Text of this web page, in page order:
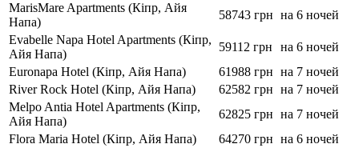
MarisMare Apartments (Кіпр, Айя
Напа)
58743 грн на 6 ночей
Evabelle Napa Hotel Apartments (Кіпр,
Айя Напа)
59112 грн
на 6 ночей
Euronapa Hotel (Кіпр, Айя Напа)
61988 грн на 7 ночей
River Rock Hotel (Кіпр, Айя Напа)
62582 грн на 7 ночей
Melpo Antia Hotel Apartments (Кіпр,
Айя Напа)
62825 грн на 7 ночей
Flora Maria Hotel (Кіпр, Айя Напа)
64270 грн на 6 ночей